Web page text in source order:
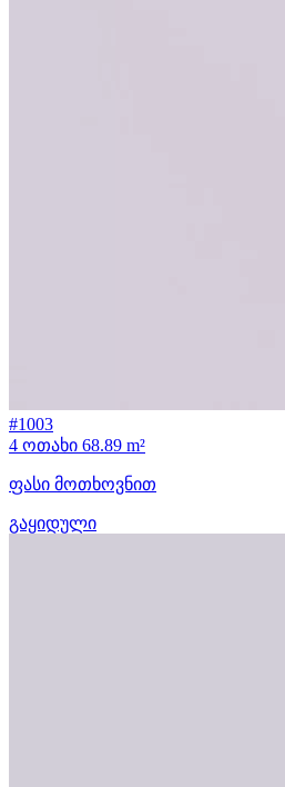
#1003
4 ოთახი 68.89 m²
ფასი მოთხოვნით
გაყიდული